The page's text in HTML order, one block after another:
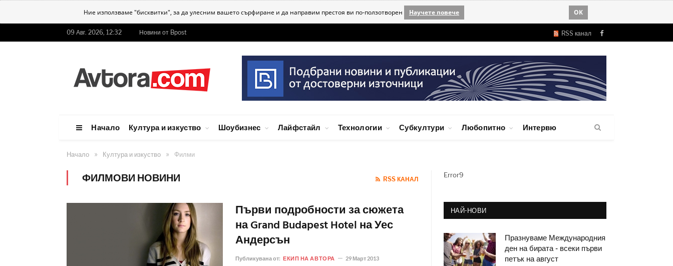
Ние използваме "бисквитки", за да улесним вашето сърфиране и да направим престоя ви по-ползотворен Научете повече OK
09 Авг. 2026, 12:32 Новини от Bpost RSS канал Facebook
Начало Култура и изкуство Шоубизнес Лайфстайл Технологии Субкултури Любопитно Интервю
Начало » Култура и изкуство » Филми
ФИЛМОВИ НОВИНИ RSS КАНАЛ
Първи подробности за сюжета
на Grand Budapest Hotel на Уес
Андерсън
Публикувана от: ЕКИП НА АВТОРА 29 Март 2013
Error9
НАЙ-НОВИ
Празнуваме Международния
ден на бирата - всеки първи
петък на август